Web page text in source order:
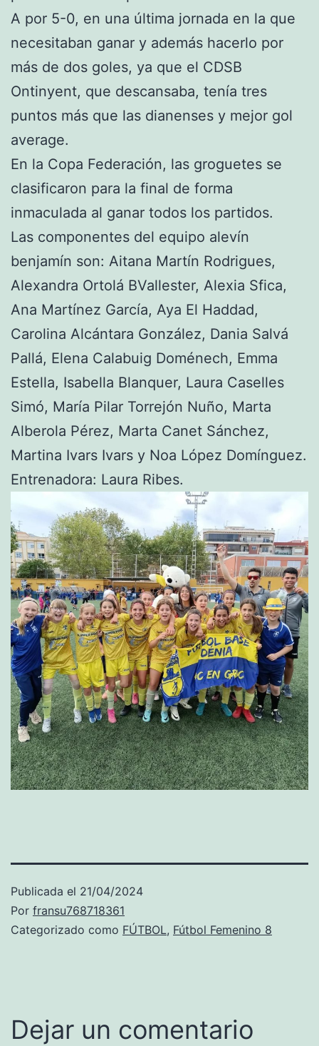
A por 5-0, en una última jornada en la que
necesitaban ganar y además hacerlo por
más de dos goles, ya que el CDSB
Ontinyent, que descansaba, tenía tres
puntos más que las dianenses y mejor gol
average.
En la Copa Federación, las groguetes se
clasificaron para la final de forma
inmaculada al ganar todos los partidos.
Las componentes del equipo alevín
benjamín son: Aitana Martín Rodrigues,
Alexandra Ortolá BVallester, Alexia Sfica,
Ana Martínez García, Aya El Haddad,
Carolina Alcántara González, Dania Salvá
Pallá, Elena Calabuig Doménech, Emma
Estella, Isabella Blanquer, Laura Caselles
Simó, María Pilar Torrejón Nuño, Marta
Alberola Pérez, Marta Canet Sánchez,
Martina Ivars Ivars y Noa López Domínguez.
Entrenadora: Laura Ribes.
Publicada el 21/04/2024
Por fransu768718361
Categorizado como FÚTBOL, Fútbol Femenino 8
Dejar un comentario